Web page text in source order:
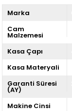
Marka
Cam
Malzemesi
Kasa Çapı
Kasa Materyali
Garanti Süresi
(AY)
Makine Cinsi